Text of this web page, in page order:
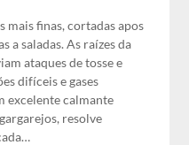
mais finas, cortadas apos
a saladas. As raízes da
ataques de tosse e
difíceis e gases
excelente calmante
resolve